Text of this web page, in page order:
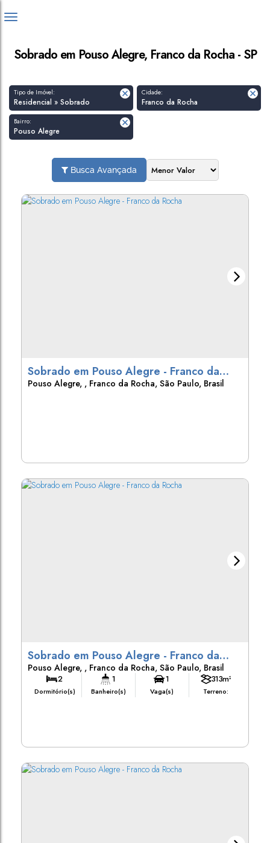
Sobrado em Pouso Alegre, Franco da Rocha - SP
Tipo de Imóvel:
Residencial » Sobrado
Cidade:
Franco da Rocha
Bairro:
Pouso Alegre
Busca Avançada
Sobrado em Pouso Alegre - Franco da
Rocha
Pouso Alegre , Franco da Rocha, São Paulo, Brasil
Sobrado em Pouso Alegre - Franco da
Rocha
Pouso Alegre , Franco da Rocha, São Paulo, Brasil
2
Dormitório(s)
1
Banheiro(s)
1
Vaga(s) Terreno:
313m²